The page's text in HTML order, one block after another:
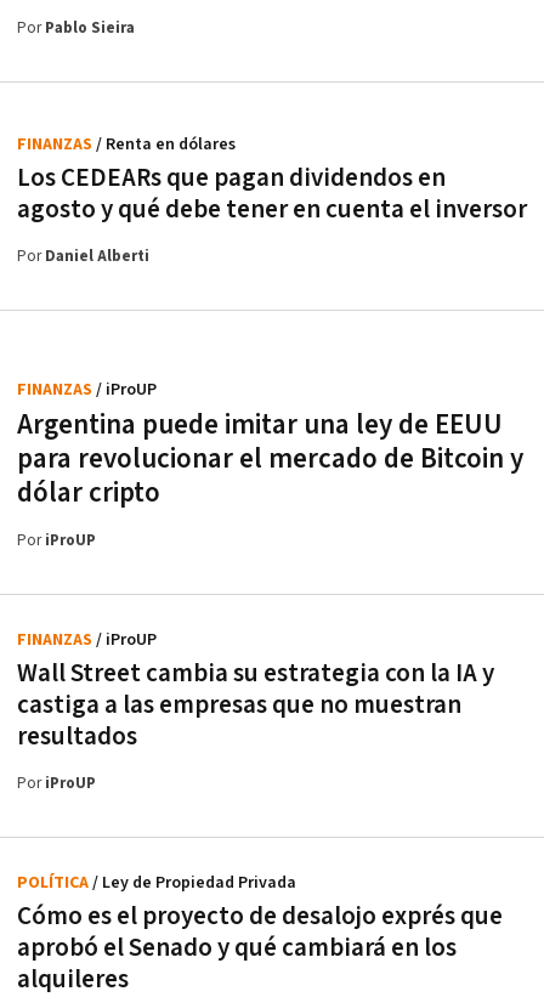
PorPablo Sieira
Los CEDEARs que pagan dividendos en
agosto y qué debe tener en cuenta el inversor
FINANZAS / Renta en dólares
PorDaniel Alberti
Argentina puede imitar una ley de EEUU
para revolucionar el mercado de Bitcoin y
dólar cripto
FINANZAS / iProUP
PoriProUP
Wall Street cambia su estrategia con la IA y
castiga a las empresas que no muestran
resultados
FINANZAS / iProUP
PoriProUP
Cómo es el proyecto de desalojo exprés que
aprobó el Senado y qué cambiará en los
alquileres
POLÍTICA/ Ley de Propiedad Privada